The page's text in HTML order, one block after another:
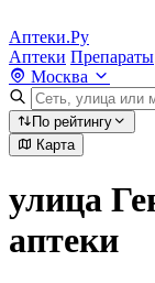
Аптеки.Ру
Аптеки Препараты
Москва
По рейтингу
Карта
улица
аптеки